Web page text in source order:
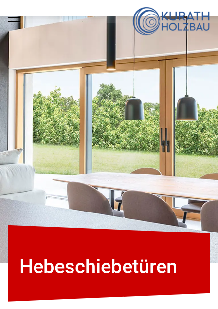
Hebeschiebetüren